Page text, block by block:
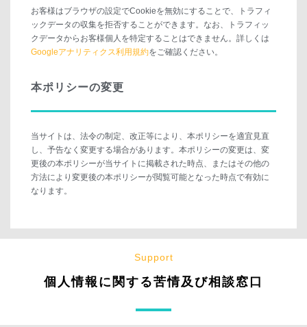
お客様はブラウザの設定でCookieを無効にすることで、トラフィ
ックデータの収集を拒否することができます。なお、トラフィッ
クデータからお客様個人を特定することはできません。詳しくは
Googleアナリティクス利用規約をご確認ください。
本ポリシーの変更
当サイトは、法令の制定、改正等により、本ポリシーを適宜見直
し、予告なく変更する場合があります。本ポリシーの変更は、変
更後の本ポリシーが当サイトに掲載された時点、またはその他の
方法により変更後の本ポリシーが閲覧可能となった時点で有効に
なります。
Support
個人情報に関する苦情及び相談窓口